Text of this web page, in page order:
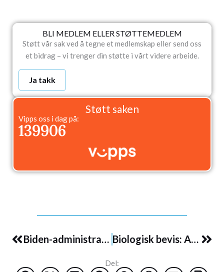
BLI MEDLEM ELLER STØTTEMEDLEM
Støtt vår sak ved å tegne et medlemskap eller send oss
et bidrag – vi trenger din støtte i vårt videre arbeide.
Ja takk
Støtt saken
Vipps oss i dag på:
139906
Biden-administrasjonen stemplet motstandere av covid-påbud som «voldelige ekstremister» Biologisk bevis: Aggressive kreftceller med genetisk imprint fra Pfizers mRNA-vaksine
Del: